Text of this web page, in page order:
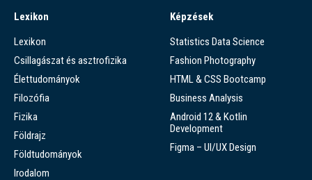
Lexikon
Lexikon
Csillagászat és asztrofizika
Élettudományok
Filozófia
Fizika
Földrajz
Földtudományok
Irodalom
Képzések
Statistics Data Science
Fashion Photography
HTML & CSS Bootcamp
Business Analysis
Android 12 & Kotlin
Development
Figma – UI/UX Design